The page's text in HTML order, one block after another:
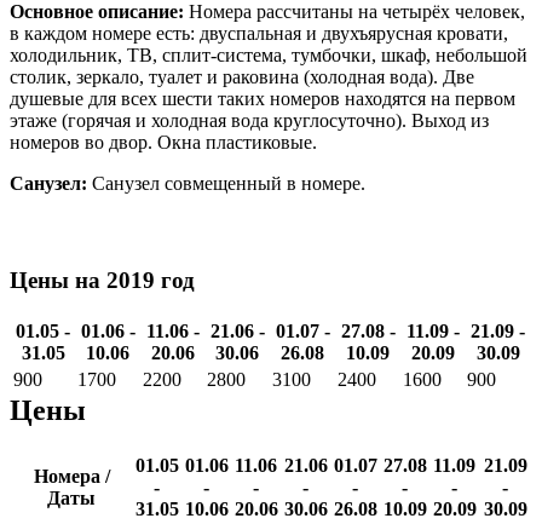
Основное описание: Номера рассчитаны на четырёх человек,
в каждом номере есть: двуспальная и двухъярусная кровати,
холодильник, ТВ, сплит-система, тумбочки, шкаф, небольшой
столик, зеркало, туалет и раковина (холодная вода). Две
душевые для всех шести таких номеров находятся на первом
этаже (горячая и холодная вода круглосуточно). Выход из
номеров во двор. Окна пластиковые.
Санузел: Санузел совмещенный в номере.
Цены на 2019 год
01.05 -
31.05
01.06 -
10.06
11.06 -
20.06
21.06 -
30.06
01.07 -
26.08
27.08 -
10.09
11.09 -
20.09
21.09 -
30.09
900
1700 2200 2800 3100 2400 1600 900
Цены
Номера /
Даты
01.05
-
31.05
01.06
-
10.06
11.06
-
20.06
21.06
-
30.06
01.07
-
26.08
27.08
-
10.09
11.09
-
20.09
21.09
-
30.09